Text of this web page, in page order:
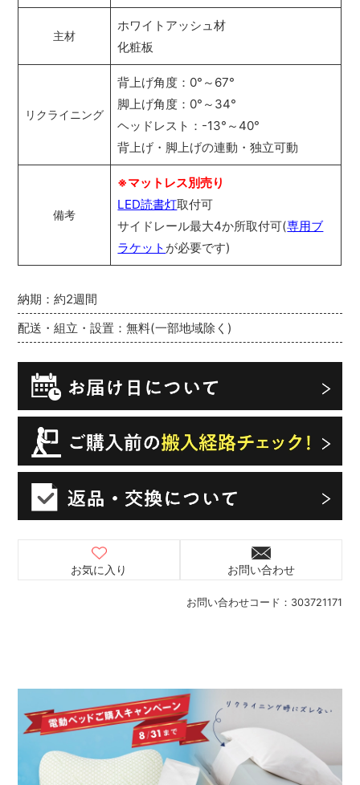
お問い合わせコード： 303721171
納期：約2週間
配送・組立・設置：無料(一部地域除く)
お気に入り お問い合わせ
主材
ホワイトアッシュ材
化粧板
リクライニング
背上げ角度：0°～67°
脚上げ角度：0°～34°
ヘッドレスト：-13°～40°
背上げ・脚上げの連動・独立可動
備考
※マットレス別売り
LED読書灯取付可
サイドレール最大4か所取付可(専用ブ
ラケット が必要です)